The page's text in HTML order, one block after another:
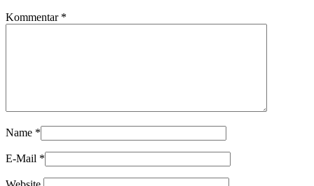
Kommentar *
Name *
E-Mail *